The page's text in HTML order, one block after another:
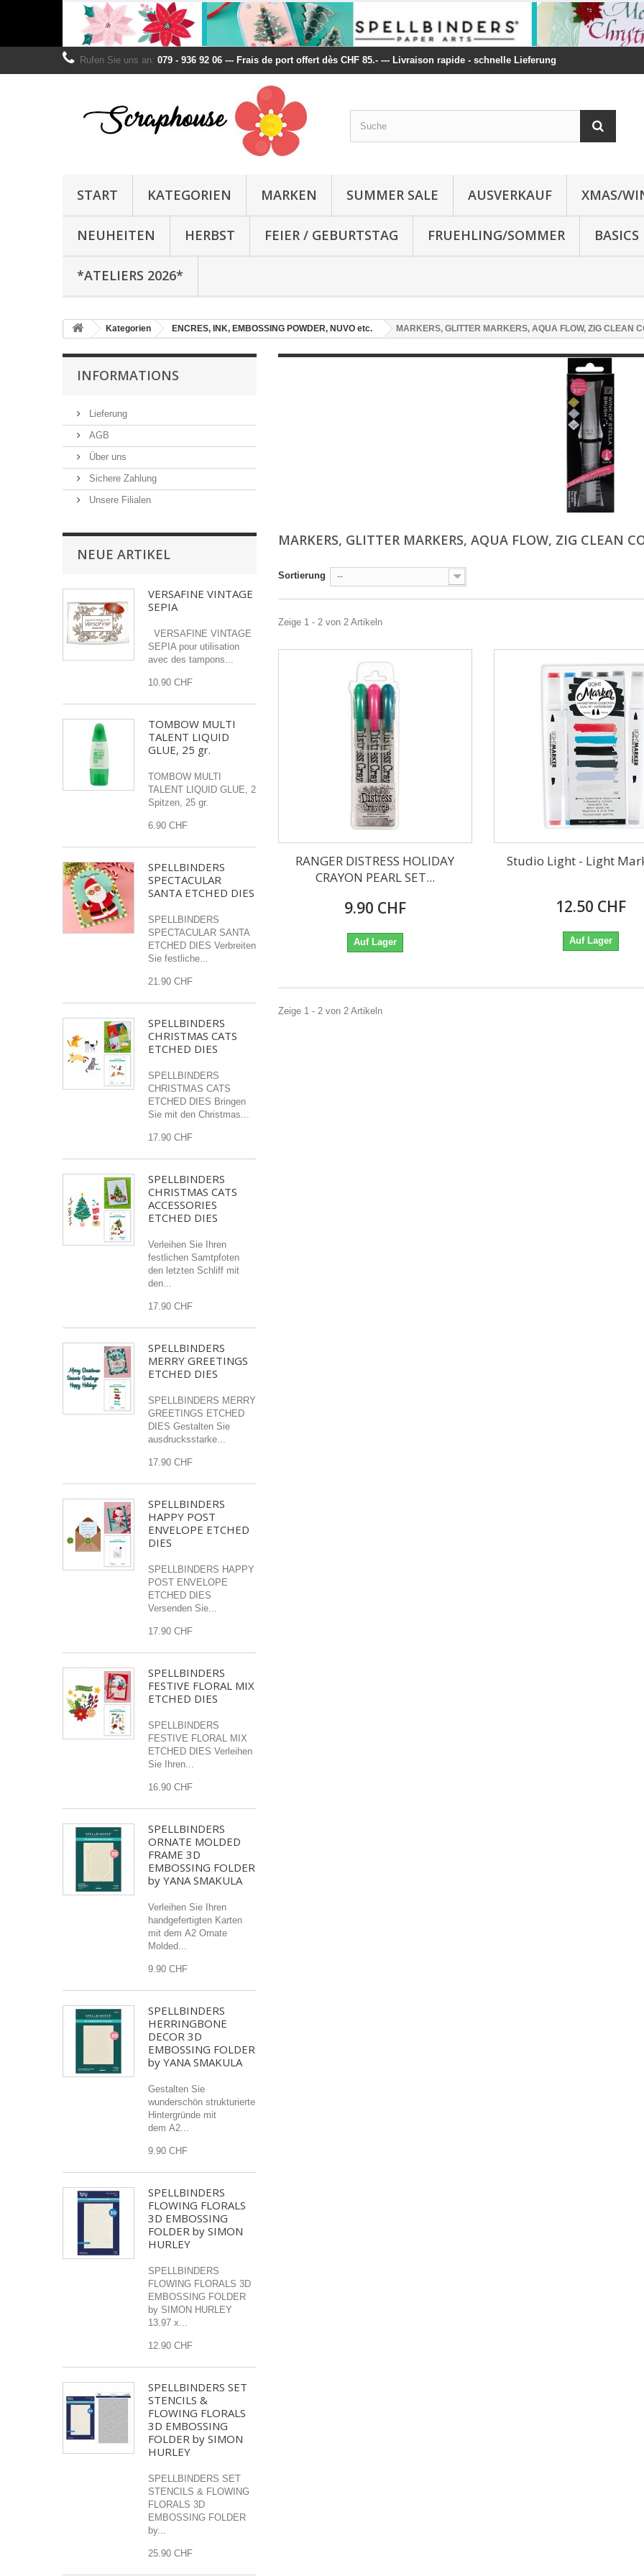
Rufen Sie uns an: 079 - 936 92 06 --- Frais de port offert dès CHF 85.- --- Livraison rapide - schnelle Lieferung
START KATEGORIEN MARKEN SUMMER SALE AUSVERKAUF XMAS/
NEUHEITEN HERBST FEIER / GEBURTSTAG FRUEHLING/SOMMER BASICS
*ATELIERS 2026*
Kategorien ENCRES, INK, EMBOSSING POWDER, NUVO etc. MARKERS, GLITTER MARKERS, AQUA FLOW, ZIG CLEAN
INFORMATIONS
Lieferung
AGB
Über uns
Sichere Zahlung
Unsere Filialen
NEUE ARTIKEL
VERSAFINE VINTAGE
SEPIA
VERSAFINE VINTAGE
SEPIA pour utilisation
avec des tampons...
10.90 CHF
TOMBOW MULTI
TALENT LIQUID
GLUE, 25 gr.
TOMBOW MULTI
TALENT LIQUID GLUE, 2
Spitzen, 25 gr.
6.90 CHF
SPELLBINDERS
SPECTACULAR
SANTA ETCHED DIES
SPELLBINDERS
SPECTACULAR SANTA
ETCHED DIES Verbreiten
Sie festliche...
21.90 CHF
SPELLBINDERS
CHRISTMAS CATS
ETCHED DIES
SPELLBINDERS
CHRISTMAS CATS
ETCHED DIES Bringen
Sie mit den Christmas...
17.90 CHF
SPELLBINDERS
CHRISTMAS CATS
ACCESSORIES
ETCHED DIES
Verleihen Sie Ihren
festlichen Samtpfoten
den letzten Schliff mit
den...
17.90 CHF
SPELLBINDERS
MERRY GREETINGS
ETCHED DIES
SPELLBINDERS MERRY
GREETINGS ETCHED
DIES Gestalten Sie
ausdrucksstarke...
17.90 CHF
SPELLBINDERS
HAPPY POST
ENVELOPE ETCHED
DIES
SPELLBINDERS HAPPY
POST ENVELOPE
ETCHED DIES
Versenden Sie...
17.90 CHF
SPELLBINDERS
FESTIVE FLORAL MIX
ETCHED DIES
SPELLBINDERS
FESTIVE FLORAL MIX
ETCHED DIES Verleihen
Sie Ihren...
16.90 CHF
SPELLBINDERS
ORNATE MOLDED
FRAME 3D
EMBOSSING FOLDER
by YANA SMAKULA
Verleihen Sie Ihren
handgefertigten Karten
mit dem A2 Ornate
Molded...
9.90 CHF
SPELLBINDERS
HERRINGBONE
DECOR 3D
EMBOSSING FOLDER
by YANA SMAKULA
Gestalten Sie
wunderschön strukturierte
Hintergründe mit
dem A2...
9.90 CHF
SPELLBINDERS
FLOWING FLORALS
3D EMBOSSING
FOLDER by SIMON
HURLEY
SPELLBINDERS
FLOWING FLORALS 3D
EMBOSSING FOLDER
by SIMON HURLEY
13.97 x...
12.90 CHF
SPELLBINDERS SET
STENCILS &
FLOWING FLORALS
3D EMBOSSING
FOLDER by SIMON
HURLEY
SPELLBINDERS SET
STENCILS & FLOWING
FLORALS 3D
EMBOSSING FOLDER
by...
25.90 CHF
MARKERS, GLITTER MARKERS, AQUA FLOW, ZIG CLEAN
Sortierung --
Zeige 1 - 2 von 2 Artikeln
RANGER DISTRESS HOLIDAY
CRAYON PEARL SET...
9.90 CHF
Auf Lager
Studio Light - Light
12.50 CHF
Auf Lager
Zeige 1 - 2 von 2 Artikeln